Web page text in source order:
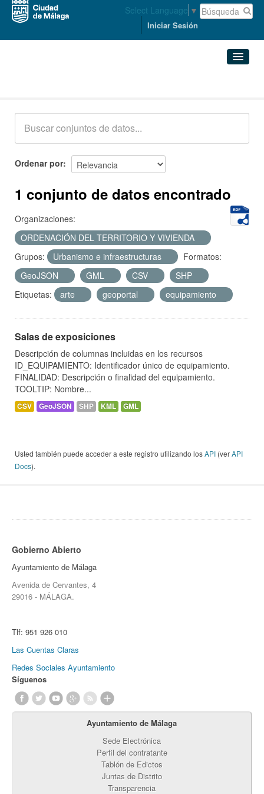
Select Language ▼
Iniciar Sesión
Acerca de
Ordenar por
1 conjunto de datos encontrado
Organizaciones:
ORDENACIÓN DEL TERRITORIO Y VIVIENDA
Grupos:
Urbanismo e infraestructuras
Formatos:
GeoJSON
GML CSV
SHP
Etiquetas:
arte geoportal equipamiento
Salas de exposiciones
Descripción de columnas incluidas en los recursos
ID_EQUIPAMIENTO: Identificador único de equipamiento.
FINALIDAD: Descripción o finalidad del equipamiento.
TOOLTIP: Nombre...
CSV GeoJSON SHP KML GML
Usted también puede acceder a este registro utilizando losAPI (verAPI
Docs).
Gobierno Abierto
Ayuntamiento de Málaga
Avenida de Cervantes, 4
29016 - MÁLAGA.
Tlf: 951 926 010
Las Cuentas Claras
Redes Sociales Ayuntamiento
Síguenos
Ayuntamiento de Málaga
Sede Electrónica
Perfil del contratante
Tablón de Edictos
Juntas de Distrito
Transparencia